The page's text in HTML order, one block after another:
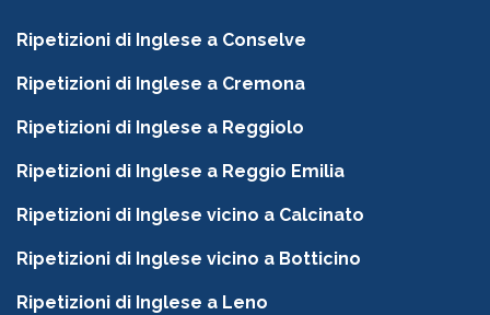
Ripetizioni di Inglese a Conselve
Ripetizioni di Inglese a Cremona
Ripetizioni di Inglese a Reggiolo
Ripetizioni di Inglese a Reggio Emilia
Ripetizioni di Inglese vicino a Calcinato
Ripetizioni di Inglese vicino a Botticino
Ripetizioni di Inglese a Leno